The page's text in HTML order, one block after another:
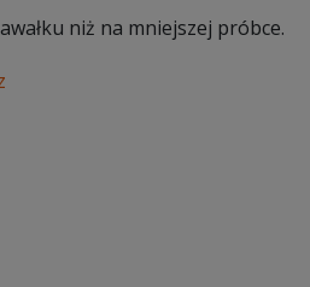
niż na mniejszej próbce.